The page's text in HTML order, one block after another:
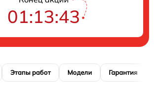
01:13:41
Этапы работ Модели Гарантия